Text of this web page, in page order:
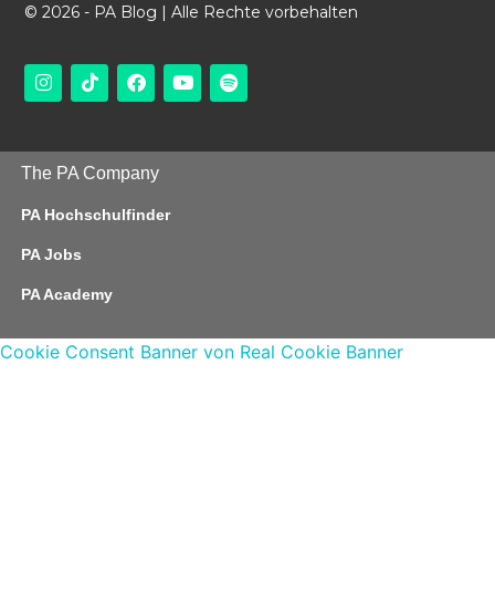
© 2026 - PA Blog | Alle Rechte vorbehalten
The PA Company
PA Hochschulfinder
PA Jobs
PA Academy
Cookie Consent Banner von Real Cookie Banner